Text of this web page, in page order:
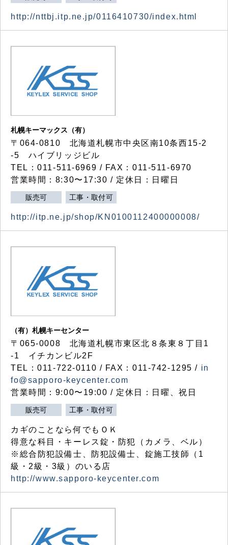
http://nttbj.itp.ne.jp/0116410730/index.html
札幌キーマックス（有）
〒064-0810 北海道札幌市中央区南10条西15-2
-5 ハイブリッジビル
TEL：011-511-6969 / FAX：011-511-6970
営業時間：8:30〜17:30 / 定休日：日曜日
販売可 工事・取付可
http://itp.ne.jp/shop/KN0100112400000008/
（有）札幌キーセンター
〒065-0008 北海道札幌市東区北８条東８丁目1
-1 イチカンビル2F
TEL：011-722-0110 / FAX：011-742-1295 / in
fo@sapporo-keycenter.com
営業時間：9:00〜19:00 / 定休日：日曜、祝日
販売可 工事・取付可
カギのことなら何でもＯＫ
得意な科目・キーレス錠・防犯（カメラ、ベル）
※総合防犯設備士、防犯設備士、錠施工技師（1
級・2級・3級）のいる店
http://www.sapporo-keycenter.com